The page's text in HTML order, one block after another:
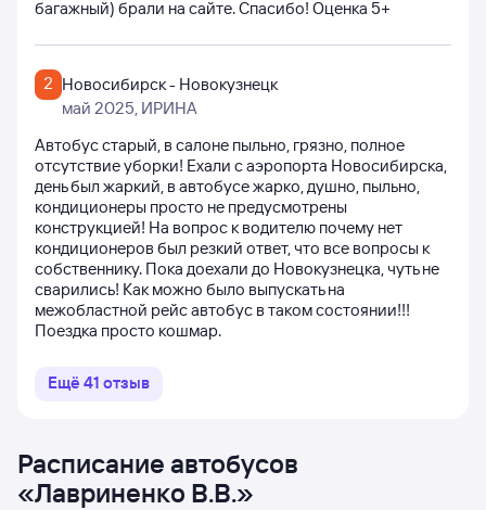
Расписание автобусов
«Лавриненко В.В.»
багажный) брали на сайте. Спасибо! Оценка 5+
2 Новосибирск - Новокузнецк
май 2025, ИРИНА
Автобус старый, в салоне пыльно, грязно, полное
отсутствие уборки! Ехали с аэропорта Новосибирска,
день был жаркий, в автобусе жарко, душно, пыльно,
кондиционеры просто не предусмотрены
конструкцией! На вопрос к водителю почему нет
кондиционеров был резкий ответ, что все вопросы к
собственнику. Пока доехали до Новокузнецка, чуть не
сварились! Как можно было выпускать на
межобластной рейс автобус в таком состоянии!!!
Поездка просто кошмар.
Ещё 41 отзыв